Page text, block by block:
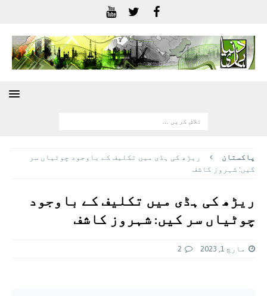
پاکستان
ریڑھ کی ہڈی میں تکلیف کے باوجود چوٹیاں سر
کیں: شہروز کاشف
ریڑھ کی ہڈی میں تکلیف کے باوجود
چوٹیاں سر کیں: شہروز کاشف
مارچ 1, 2023 2